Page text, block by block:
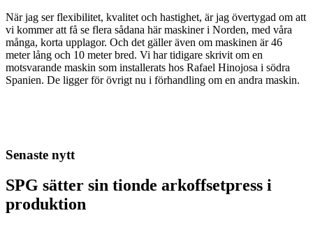
När jag ser flexibilitet, kvalitet och hastighet, är jag övertygad om att
vi kommer att få se flera sådana här maskiner i Norden, med våra
många, korta upplagor. Och det gäller även om maskinen är 46
meter lång och 10 meter bred. Vi har tidigare skrivit om en
motsvarande maskin som installerats hos Rafael Hinojosa i södra
Spanien. De ligger för övrigt nu i förhandling om en andra maskin.
Senaste nytt
SPG sätter sin tionde arkoffsetpress i
produktion